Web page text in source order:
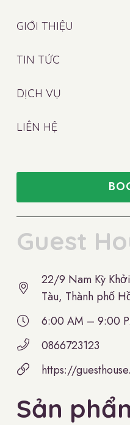
GIỚI THIỆU
TIN TỨC
DỊCH VỤ
LIÊN HỆ
Guest
22/9 Nam Kỳ
Tàu, Thành phố
6:00 AM – 9:00
0866723123
https://
Sản